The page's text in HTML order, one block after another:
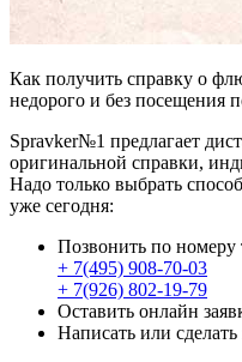
Как получить справку о
недорого и без посещения
Spravker№1 предлагает
оригинальной справки,
Надо только выбрать
уже сегодня:
Позвонить по номеру
+ 7(495) 908-70-03
+ 7(926) 802-19-79
Оставить онлайн
Написать или